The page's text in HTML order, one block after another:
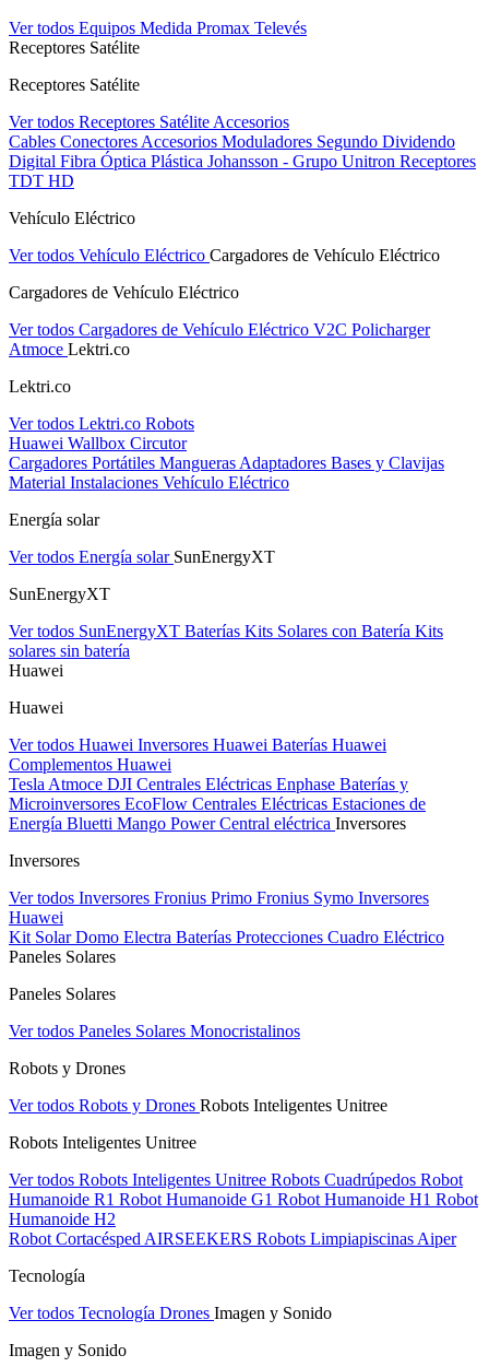
Ver todos Equipos Medida Promax Televés
Receptores Satélite
Receptores Satélite
Ver todos Receptores Satélite Accesorios
Cables Conectores Accesorios Moduladores Segundo Dividendo
Digital Fibra Óptica Plástica Johansson - Grupo Unitron Receptores
TDT HD
Vehículo Eléctrico
Ver todos Vehículo Eléctrico Cargadores de Vehículo Eléctrico
Cargadores de Vehículo Eléctrico
Ver todos Cargadores de Vehículo Eléctrico V2C Policharger
Atmoce Lektri.co
Lektri.co
Ver todos Lektri.co Robots
Huawei Wallbox Circutor
Cargadores Portátiles Mangueras Adaptadores Bases y Clavijas
Material Instalaciones Vehículo Eléctrico
Energía solar
Ver todos Energía solar SunEnergyXT
SunEnergyXT
Ver todos SunEnergyXT Baterías Kits Solares con Batería Kits
solares sin batería
Huawei
Huawei
Ver todos Huawei Inversores Huawei Baterías Huawei
Complementos Huawei
Tesla Atmoce DJI Centrales Eléctricas Enphase Baterías y
Microinversores EcoFlow Centrales Eléctricas Estaciones de
Energía Bluetti Mango Power Central eléctrica Inversores
Inversores
Ver todos Inversores Fronius Primo Fronius Symo Inversores
Huawei
Kit Solar Domo Electra Baterías Protecciones Cuadro Eléctrico
Paneles Solares
Paneles Solares
Ver todos Paneles Solares Monocristalinos
Robots y Drones
Ver todos Robots y Drones Robots Inteligentes Unitree
Robots Inteligentes Unitree
Ver todos Robots Inteligentes Unitree Robots Cuadrúpedos Robot
Humanoide R1 Robot Humanoide G1 Robot Humanoide H1 Robot
Humanoide H2
Robot Cortacésped AIRSEEKERS Robots Limpiapiscinas Aiper
Tecnología
Ver todos Tecnología Drones Imagen y Sonido
Imagen y Sonido